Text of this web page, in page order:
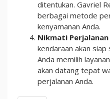
ditentukan. Gavriel
berbagai metode
kenyamanan Anda.
Nikmati Perjalanan
kendaraan akan siap
Anda memilih
akan datang tepat
perjalanan Anda.